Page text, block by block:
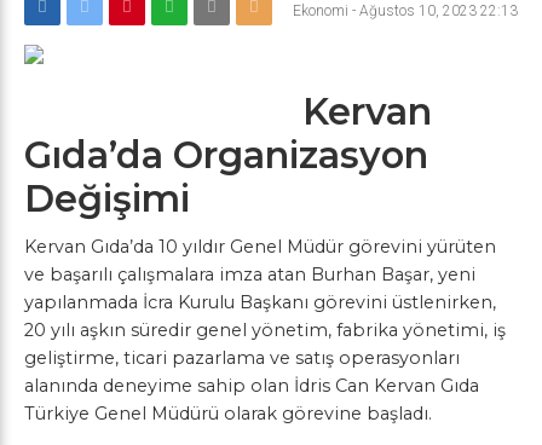
Ekonomi - Ağustos 10, 2023 22:13
Kervan
Gıda’da Organizasyon
Değişimi
Kervan Gıda’da 10 yıldır Genel Müdür görevini yürüten
ve başarılı çalışmalara imza atan Burhan Başar, yeni
yapılanmada İcra Kurulu Başkanı görevini üstlenirken,
20 yılı aşkın süredir genel yönetim, fabrika yönetimi, iş
geliştirme, ticari pazarlama ve satış operasyonları
alanında deneyime sahip olan İdris Can Kervan Gıda
Türkiye Genel Müdürü olarak görevine başladı.